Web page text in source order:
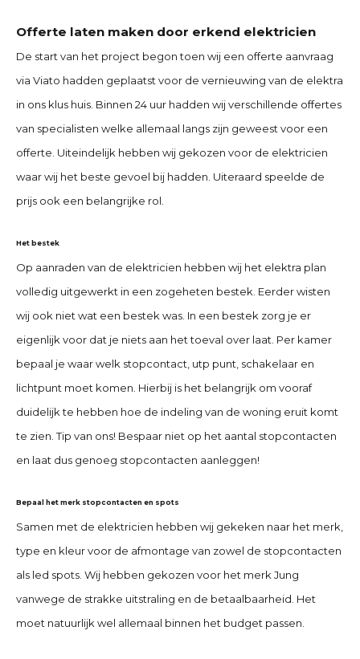
Offerte laten maken door erkend elektricien
De start van het project begon toen wij een offerte aanvraag
via Viato hadden geplaatst voor de vernieuwing van de elektra
in ons klus huis. Binnen 24 uur hadden wij verschillende offertes
van specialisten welke allemaal langs zijn geweest voor een
offerte. Uiteindelijk hebben wij gekozen voor de elektricien
waar wij het beste gevoel bij hadden. Uiteraard speelde de
prijs ook een belangrijke rol.
Het bestek
Op aanraden van de elektricien hebben wij het elektra plan
volledig uitgewerkt in een zogeheten bestek. Eerder wisten
wij ook niet wat een bestek was. In een bestek zorg je er
eigenlijk voor dat je niets aan het toeval over laat. Per kamer
bepaal je waar welk stopcontact, utp punt, schakelaar en
lichtpunt moet komen. Hierbij is het belangrijk om vooraf
duidelijk te hebben hoe de indeling van de woning eruit komt
te zien. Tip van ons! Bespaar niet op het aantal stopcontacten
en laat dus genoeg stopcontacten aanleggen!
Bepaal het merk stopcontacten en spots
Samen met de elektricien hebben wij gekeken naar het merk,
type en kleur voor de afmontage van zowel de stopcontacten
als led spots. Wij hebben gekozen voor het merk Jung
vanwege de strakke uitstraling en de betaalbaarheid. Het
moet natuurlijk wel allemaal binnen het budget passen.